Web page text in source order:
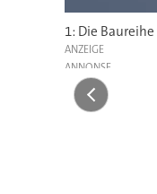
1: Die
ANZEIGE